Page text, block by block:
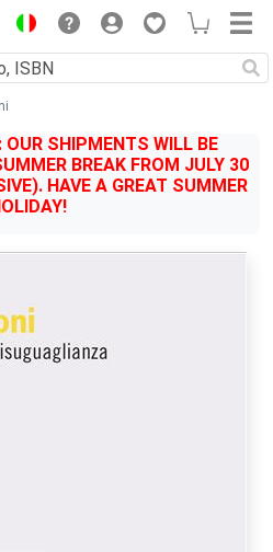
OUR SHIPMENTS WILL BE
BREAK FROM JULY 30
HAVE A GREAT SUMMER